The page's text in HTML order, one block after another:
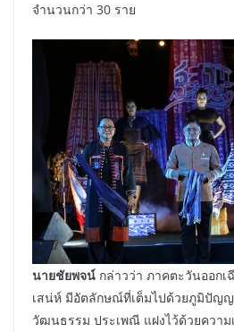
จำนวนกว่า 30 ราย
นายชัยพจน์ กล่าวว่า ภาคตะวันออก
เสน่ห์ มีอัตลักษณ์ที่เต็มไปด้วยภูมิปัญ
วัฒนธรรม ประเพณี แฝงไว้ด้วยควา